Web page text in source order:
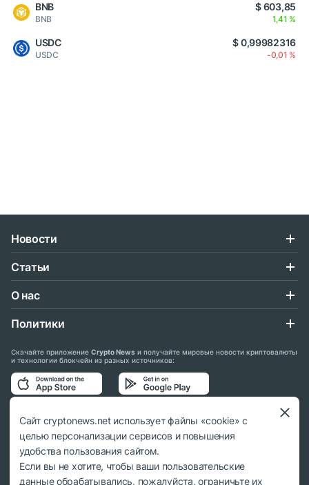
BNB
BNB
$ 603,85
1,41 %
USDC
USDC
$ 0,99982316
-0,01 %
Новости
Статьи
О нас
Политики
Скачайте приложение Crypto News и получайте мировые новости криптовалюты
и технологии блокчейн из разных источников:
Подписывайтесь на нас в социальных сетях:
Сайт cryptonews.net использует файлы «cookie» с
целью персонализации сервисов и повышения
удобства пользования сайтом.
Если вы не хотите, чтобы ваши пользовательские
данные обрабатывались, пожалуйста, ограничьте их